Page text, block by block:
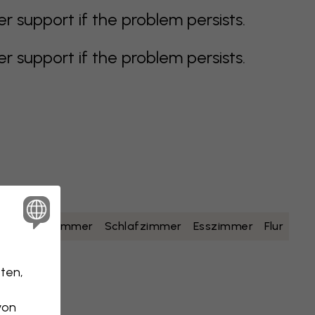
support if the problem persists.
support if the problem persists.
Badezimmer Schlafzimmer Esszimmer Flur